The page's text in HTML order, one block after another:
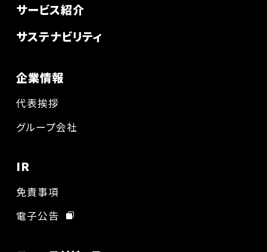
サービス紹介
サステナビリティ
企業情報
代表挨拶
グループ会社
IR
免責事項
電子公告